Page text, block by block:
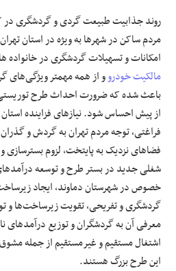
روند جذابیت طبیعت گردی و گردشگری در
مردم ساکن در شهرها به ویژه در استان
امکانات و تسهیلات گردشگری در خانواده ها
مالکیت خودروو از همه مهمتر ویژگی‌های
باعث شده که ضرورت احداث طرح
از پیش احساس شود. نیازهای فزاینده
فراغتی، توجه مردم تهران به گردش و
فضاهای نزدیک به پایتخت، لزوم
شغلی جدید در بستر طرح و توسعه
خصوص در شهرستان دماوند، ایجاد
گردشگری و تفریحی، تقویت زیرساخت‌ها و
معرفی آن به گردشگران و توزیع
اشتغال مستقیم و غیرمستقیم از جمله
این طرح بزرگ هستند.